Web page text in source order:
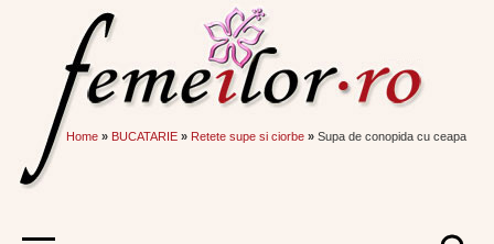
Home » BUCATARIE » Retete supe si ciorbe » Supa de conopida cu ceapa